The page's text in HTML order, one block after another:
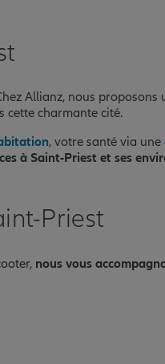
Allianz, nous
cette charmante cité.
, votre santé via une
à Saint-Priest et ses
Priest
nous vous